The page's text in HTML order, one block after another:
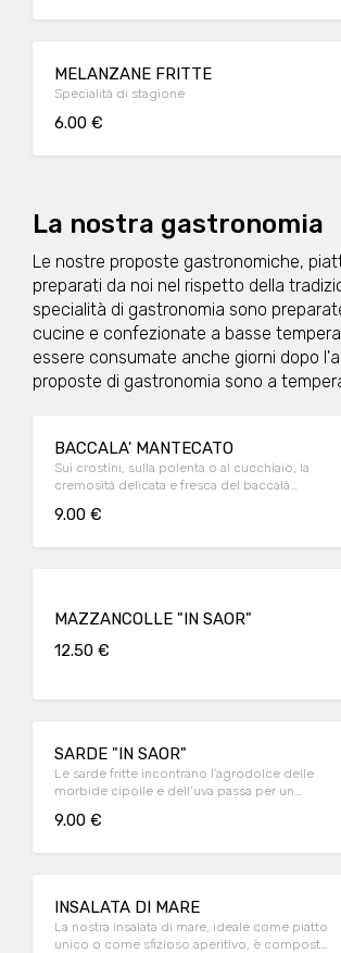
MELANZANE FRITTE
Specialità di stagione
6.00 €
La nostra gastronomia
Le nostre proposte gastronomiche,
preparati da noi nel rispetto della
specialità di gastronomia sono
cucine e confezionate a basse
essere consumate anche giorni dopo
proposte di gastronomia sono a
BACCALA' MANTECATO
Sui crostini, sulla polenta o al cucchiaio, la
cremosità delicata e fresca del baccalà
9.00 €
MAZZANCOLLE "IN SAOR"
12.50 €
SARDE "IN SAOR"
Le sarde fritte incontrano l’agrodolce delle
morbide cipolle e dell’uva passa per un
9.00 €
INSALATA DI MARE
La nostra insalata di mare, ideale come piatto
unico o come sfizioso aperitivo, è composta